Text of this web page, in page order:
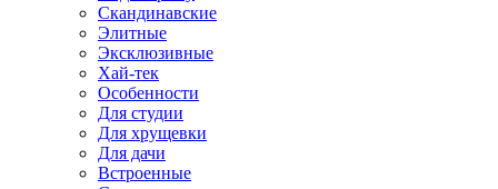
Скандинавские
Элитные
Эксклюзивные
Хай-тек
Особенности
Для студии
Для хрущевки
Для дачи
Встроенные